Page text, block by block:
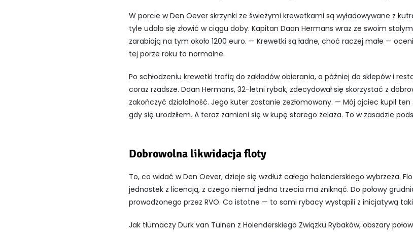
W porcie w Den Oever skrzynki ze świeżymi krewetkami są wyładowywane z
tyle udało się złowić w ciągu doby. Kapitan Daan Hermans wraz ze swoim
zarabiają na tym około 1200 euro. — Krewetki są ładne, choć raczej małe —
tej porze roku to normalne.
Po schłodzeniu krewetki trafią do zakładów obierania, a później do sklepów i
coraz rzadsze. Daan Hermans, 32-letni rybak, zdecydował się skorzystać z
zakończyć działalność. Jego kuter zostanie zezłomowany. — Mój ojciec kupił
gdy się urodziłem. A teraz zamieni się w kupę starego żelaza. To w zasadzie
Dobrowolna likwidacja floty
To, co widać w Den Oever, dzieje się wzdłuż całego holenderskiego wybrzeża.
jednostek z licencją, z czego niemal jedna trzecia ma zniknąć. Do połowy
prowadzonego przez RVO. Co istotne — to sami rybacy wystąpili z inicjatywą
Jak tłumaczy Durk van Tuinen z Holenderskiego Związku Rybaków, obszary